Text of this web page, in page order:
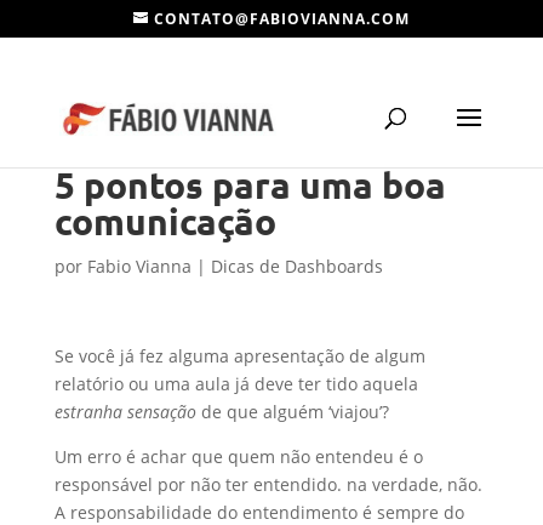
CONTATO@FABIOVIANNA.COM
5 pontos para uma boa
comunicação
por Fabio Vianna | Dicas de Dashboards
Se você já fez alguma apresentação de algum
relatório ou uma aula já deve ter tido aquela
estranha sensaçãode que alguém ‘viajou’?
Um erro é achar que quem não entendeu é o
responsável por não ter entendido. na verdade, não.
A responsabilidade do entendimento é sempre do